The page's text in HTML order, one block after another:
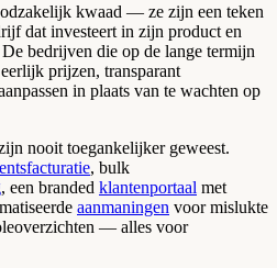
kwaad — ze zijn een teken
dat investeert in zijn product en
bedrijven die op de lange termijn
prijzen, transparant
in plaats van te wachten op
nooit toegankelijker geweest.
, bulk
, een branded klantenportaal met
aanmaningen voor mislukte
— alles voor